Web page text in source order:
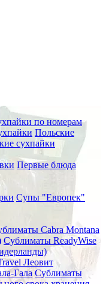
по номерам
Польские
сухпайки
Первые блюда
Супы "Европек"
Cabra Montana
Сублиматы ReadyWise
Леовит
Гала Сублиматы